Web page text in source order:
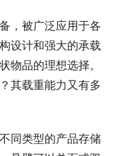
，被广泛应用于各
设计和强大的承载
物品的理想选择。
其载重能力又有多
同类型的产品存储